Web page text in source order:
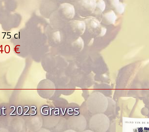
cl
€
2023 Graves